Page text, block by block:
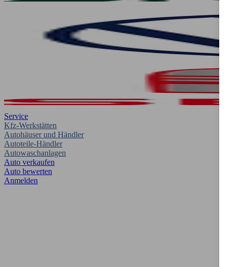
Service
Kfz-Werkstätten
Autohäuser und Händler
Autoteile-Händler
Autowaschanlagen
Auto verkaufen
Auto bewerten
Anmelden